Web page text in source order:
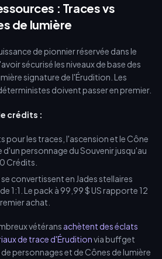
: Traces vs
de lumière
de pionnier réservée dans le
sécurisé les niveaux de base des
signature de l'Érudition. Les
doivent passer en premier.
crédits :
pour les traces, l'ascension et le Cône
d'un personnage du Souvenir jusqu'au
Crédits.
convertissent en Jades stellaires
1:1. Le pack à 99,99 $ US rapporte 12
achat.
vétérans achètent des éclats
de trace d'Éruditionvia buffget
personnages et de Cônes de lumière